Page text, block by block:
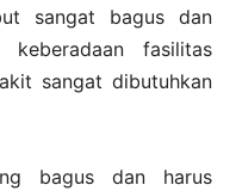
sangat bagus dan
keberadaan fasilitas
sangat dibutuhkan
bagus dan harus